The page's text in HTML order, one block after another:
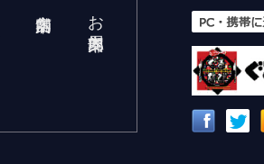
お部屋案内